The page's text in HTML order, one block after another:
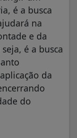
é a busca
na
e da
é a busca
da
do